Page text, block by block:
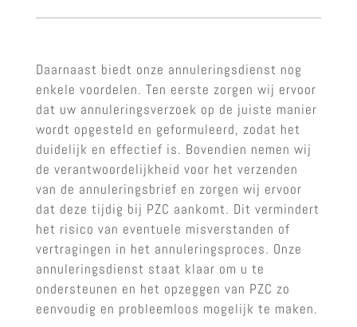
Daarnaast biedt onze annuleringsdienst nog
enkele voordelen. Ten eerste zorgen wij ervoor
dat uw annuleringsverzoek op de juiste manier
wordt opgesteld en geformuleerd, zodat het
duidelijk en effectief is. Bovendien nemen wij
de verantwoordelijkheid voor het verzenden
van de annuleringsbrief en zorgen wij ervoor
dat deze tijdig bij PZC aankomt. Dit vermindert
het risico van eventuele misverstanden of
vertragingen in het annuleringsproces. Onze
annuleringsdienst staat klaar om u te
ondersteunen en het opzeggen van PZC zo
eenvoudig en probleemloos mogelijk te maken.